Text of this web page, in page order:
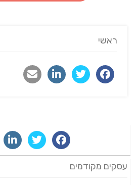
ראשי
עסקים מקודמים